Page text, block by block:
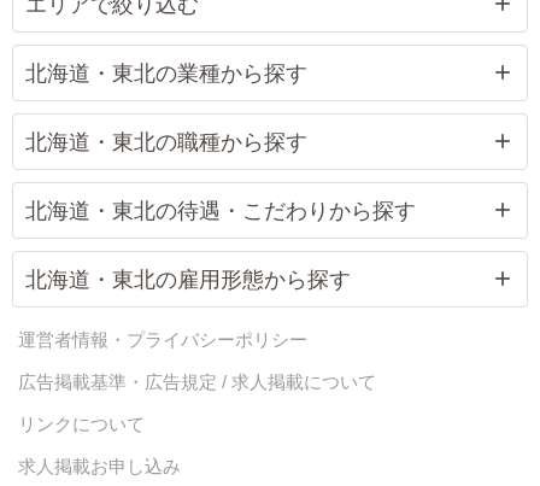
北海道・東北の業種から探す
北海道・東北の職種から探す
北海道・東北の待遇・こだわりから探す
北海道・東北の雇用形態から探す
運営者情報・プライバシーポリシー
広告掲載基準・広告規定 / 求人掲載について
リンクについて
求人掲載お申し込み